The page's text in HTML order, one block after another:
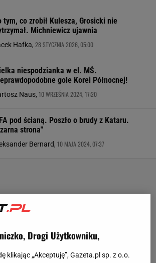
tym, co zrobił Kulesza, Grosicki nie
Michniewicz ujawnia
Hafka, 28 STYCZNIA 2026, 05:00
niespodzianka w el. MŚ.
gole Korei Północnej!
Naus, 10 WRZEŚNIA 2024, 17:20
pod ścianą. Poszło o brudy z Kataru.
strona"
Bernard, 10 MAJA 2024, 07:37
Drogi Użytkowniku,
klikając „Akceptuję”, Gazeta.pl sp. z o.o.